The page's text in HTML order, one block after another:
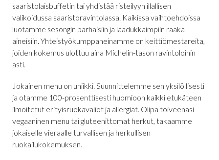
saaristolaisbuffetin tai yhdistää risteilyyn illallisen
valikoidussa saaristoravintolassa. Kaikissa vaihtoehdoissa
luotamme sesongin parhaisiin ja laadukkaimpiin raaka-
aineisiin. Yhteistyökumppaneinamme on keittiömestareita,
joiden kokemus ulottuu aina Michelin-tason ravintoloihin
asti.
Jokainen menu on uniikki. Suunnittelemme sen yksilöllisesti
ja otamme 100-prosenttisesti huomioon kaikki etukäteen
ilmoitetut erityisruokavaliot ja allergiat. Olipa toiveenasi
vegaaninen menu tai gluteenittomat herkut, takaamme
jokaiselle vieraalle turvallisen ja herkullisen
ruokailukokemuksen.